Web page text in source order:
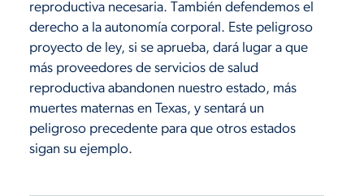
reproductiva necesaria. También defendemos el
derecho a la autonomía corporal. Este peligroso
proyecto de ley, si se aprueba, dará lugar a que
más proveedores de servicios de salud
reproductiva abandonen nuestro estado, más
muertes maternas en Texas, y sentará un
peligroso precedente para que otros estados
sigan su ejemplo.